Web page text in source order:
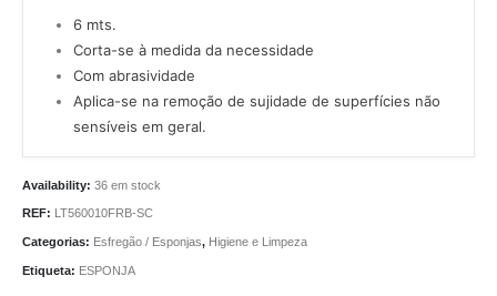
6 mts.
Corta-se à medida da necessidade
Com abrasividade
Aplica-se na remoção de sujidade de superfícies não
sensíveis em geral.
Availability: 36 em stock
REF: LT560010FRB-SC
Categorias: Esfregão / Esponjas, Higiene e Limpeza
Etiqueta: ESPONJA